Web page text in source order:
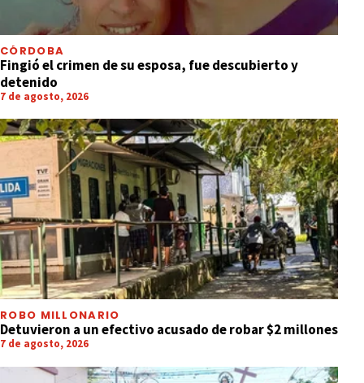
CÓRDOBA
Fingió el crimen de su esposa, fue descubierto y
detenido
7 de agosto, 2026
ROBO MILLONARIO
Detuvieron a un efectivo acusado de robar $2 millones
7 de agosto, 2026